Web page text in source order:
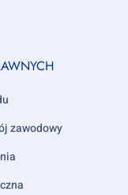
zawodowy